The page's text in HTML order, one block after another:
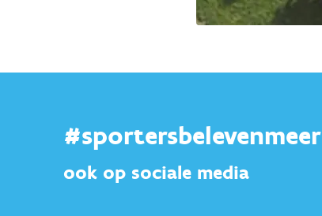
#sportersbelevenmeer
ook op sociale media